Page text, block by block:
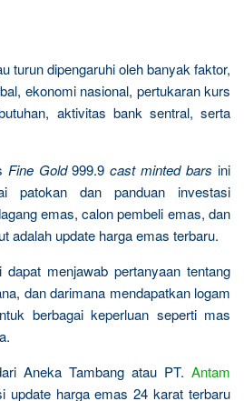
turun dipengaruhi oleh banyak faktor,
ekonomi nasional, pertukaran kurs
aktivitas bank sentral, serta
Fine Gold999.9cast minted barsini
patokan dan panduan investasi
emas, calon pembeli emas, dan
adalah update harga emas terbaru.
menjawab pertanyaan tentang
dan darimana mendapatkan logam
berbagai keperluan seperti mas
Aneka Tambang atau PT. Antam
update harga emas 24 karat terbaru